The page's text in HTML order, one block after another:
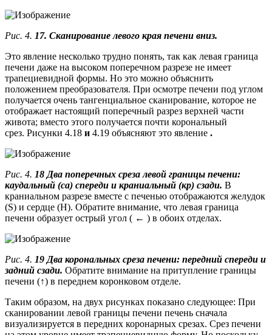
Рис. 4. 17. Сканирование левого края печени вниз.
Это явление несколько трудно понять, так как левая граница
печени даже на высоком поперечном разрезе не имеет
трапециевидной формы. Но это можно объяснить
положением преобразователя. При осмотре печени под углом
получается очень тангенциальное сканирование, которое не
отображает настоящий поперечный разрез верхней части
живота; вместо этого получается почти корональный
срез. Рисунки 4.18 и 4.19 объясняют это явление .
Рис. 4. 18 Два поперечных среза левой границы печени:
каудальный (са) спереди и краниальный (кр) сзади. В
краниальном разрезе вместе с печенью отображаются желудок
(S) и сердце (H). Обратите внимание, что левая граница
печени образует острый угол ( ← ) в обоих отделах.
Рис. 4. 19 Два корональных среза печени: передний спереди и
задний сзади. Обратите внимание на притупление границы
печени (↑) в переднем коронковом отделе.
Таким образом, на двух рисунках показано следующее: При
сканировании левой границы печени печень сначала
визуализируется в передних коронарных срезах. Срез печени